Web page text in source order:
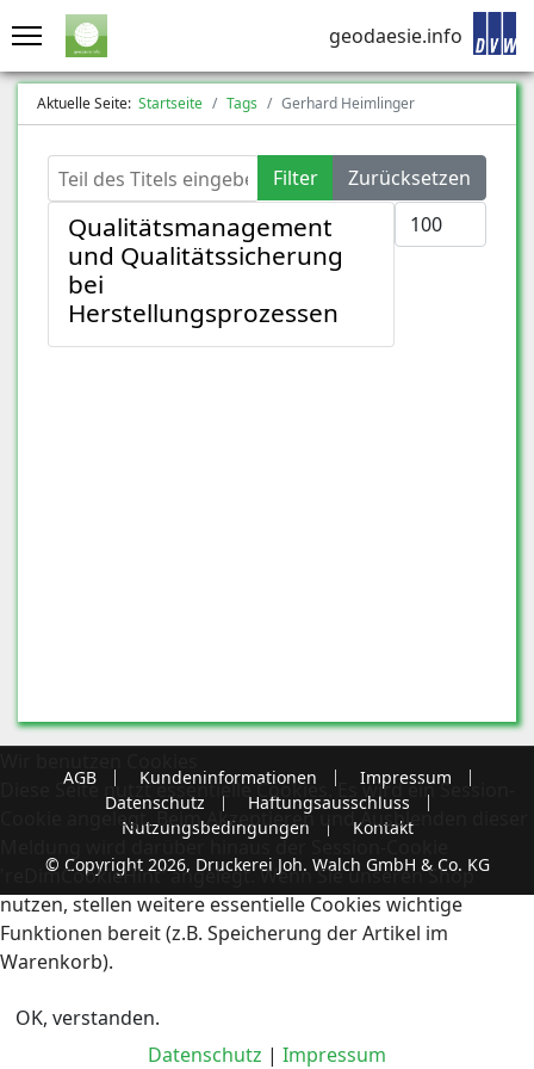
geodaesie.info
Aktuelle Seite: Startseite Tags Gerhard Heimlinger
Teil des Titels eingeben Filter
Zurücksetzen
Anzeige #
Qualitätsmanagement
und Qualitätssicherung
bei
Herstellungsprozessen
AGB Kundeninformationen
Impressum
Datenschutz
Haftungsausschluss
Nutzungsbedingungen
Kontakt
© Copyright 2026, Druckerei Joh. Walch GmbH & Co. KG
Diese Seite nutzt essentielle Cookies. Es wird ein Session-
Cookie angelegt. Beim Akzeptieren und Ausblenden dieser
Meldung wird darüber hinaus der Session-Cookie
'reDimCookieHint' angelegt. Wenn Sie unseren Shop
nutzen, stellen weitere essentielle Cookies wichtige
Funktionen bereit (z.B. Speicherung der Artikel im
Warenkorb).
OK, verstanden.
Datenschutz | Impressum